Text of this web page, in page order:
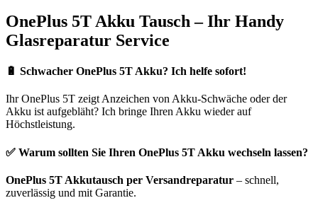
OnePlus 5T Akku Tausch – Ihr Handy
Glasreparatur Service
🔋 Schwacher OnePlus 5T Akku? Ich helfe sofort!
IhrOnePlus 5T zeigt Anzeichen von Akku-Schwäche oder der
Akku ist aufgebläht? Ich bringe Ihren Akku wieder auf
Höchstleistung.
✅ Warum sollten Sie Ihren OnePlus 5T Akku wechseln lassen?
OnePlus 5T Akkutausch per Versandreparatur – schnell,
zuverlässig und mit Garantie.